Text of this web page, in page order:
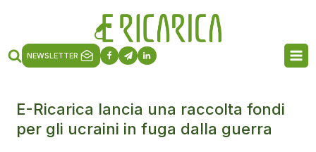
NEWSLETTER
E-Ricarica lancia una raccolta fondi
per gli ucraini in fuga dalla guerra